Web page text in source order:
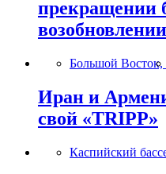
прекращении
Большой Восток,
Иран и
свой «TRIPP»
Каспийский